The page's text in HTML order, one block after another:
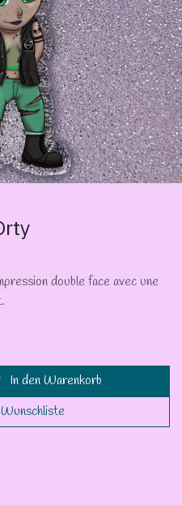
double face avec une
In den Warenkorb